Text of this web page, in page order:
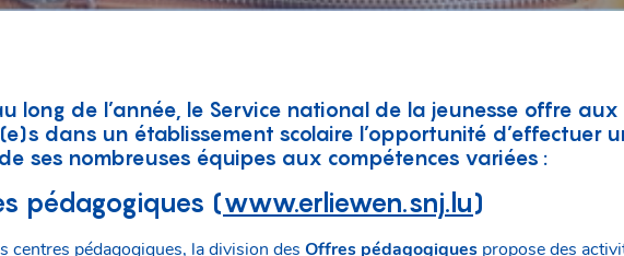
long de l’année, le Service national de la jeunesse offre
dans un établissement scolaire l’opportunité d’effectuer
ses nombreuses équipes aux compétences variées :
pédagogiques (www.erliewen.snj.lu)
centres pédagogiques, la division des Offres pédagogiques propose des